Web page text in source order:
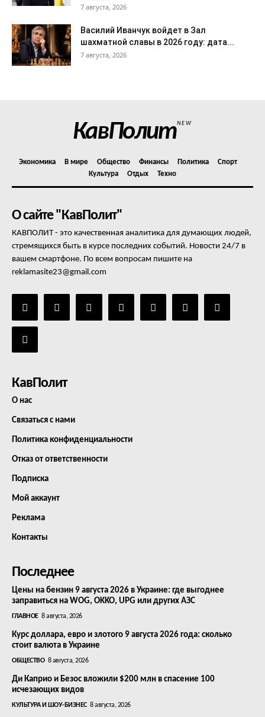
7 августа, 2026
Василий Иванчук войдет в Зал
шахматной славы в 2026 году: дата...
7 августа, 2026
КавПолитNEW
Экономика В мире Общество Финансы Политика
Спорт
Культура
Отдых Техно
О сайте "КавПолит"
КАВПОЛИТ - это качественная аналитика для думающих людей,
стремящихся быть в курсе последних событий. Новости 24/7 в
вашем смартфоне. По всем вопросам пишите на
reklamasite23@gmail.com
КавПолит
О нас
Связаться с нами
Политика конфиденциальности
Отказ от ответственности
Подписка
Мой аккаунт
Реклама
Контакты
Последнее
Цены на бензин 9 августа 2026 в Украине: где выгоднее
заправиться на WOG, OKKO, UPG или других АЗС
ГЛАВНОЕ 8 августа, 2026
Курс доллара, евро и злотого 9 августа 2026 года: сколько
стоит валюта в Украине
ОБЩЕСТВО 8 августа, 2026
Ди Каприо и Безос вложили $200 млн в спасение 100
исчезающих видов
КУЛЬТУРА И ШОУ-БИЗНЕС 8 августа, 2026